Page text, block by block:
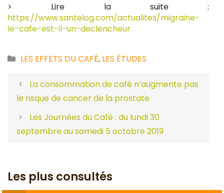
> Lire la suite :
https://www.santelog.com/actualites/migraine-
le-cafe-est-il-un-declencheur
Catégories
LES EFFETS DU CAFÉ, LES ÉTUDES
La consommation de café n’augmente pas
le risque de cancer de la prostate
Les Journées du Café : du lundi 30
septembre au samedi 5 octobre 2019
Les plus consultés